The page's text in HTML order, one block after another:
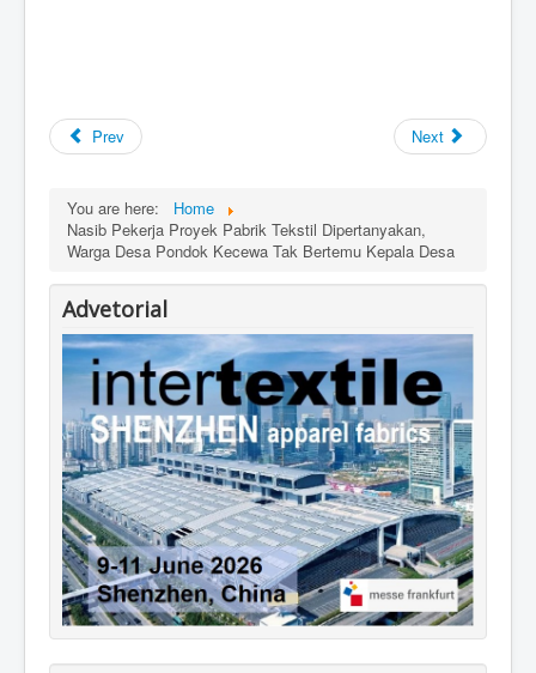
Prev Next
You are here:
Home
Nasib Pekerja Proyek Pabrik Tekstil Dipertanyakan,
Warga Desa Pondok Kecewa Tak Bertemu Kepala Desa
Advetorial